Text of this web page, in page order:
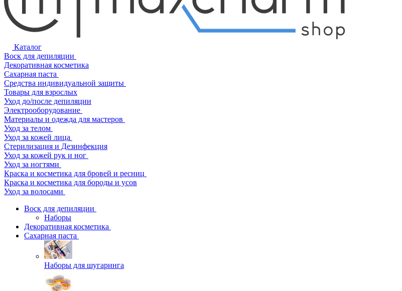
Каталог
Воск для депиляции
Декоративная косметика
Сахарная паста
Средства индивидуальной защиты
Товары для взрослых
Уход до/после депиляции
Электрооборудование
Материалы и одежда для мастеров
Уход за телом
Уход за кожей лица
Стерилизация и Дезинфекция
Уход за кожей рук и ног
Уход за ногтями
Краска и косметика для бровей и ресниц
Краска и косметика для бороды и усов
Уход за волосами
Воск для депиляции
Наборы
Декоративная косметика
Сахарная паста
Наборы для шугаринга